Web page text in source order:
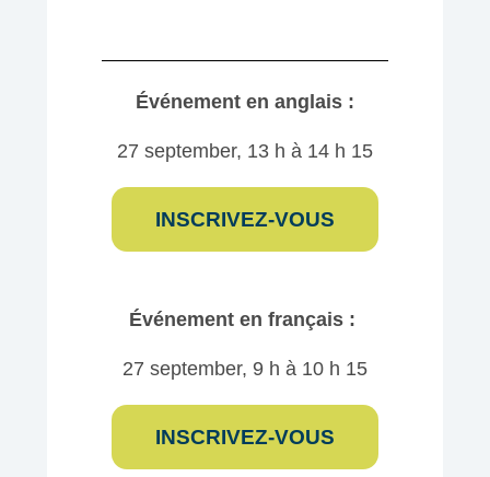
Événement en anglais :
27 september, 13 h à 14 h 15
INSCRIVEZ-VOUS
Événement en français :
27 september, 9 h à 10 h 15
INSCRIVEZ-VOUS